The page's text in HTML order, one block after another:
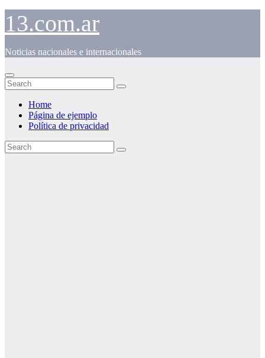
Skip
content
13.com.ar
Noticias nacionales e internacionales
Home
Página de ejemplo
Política de privacidad